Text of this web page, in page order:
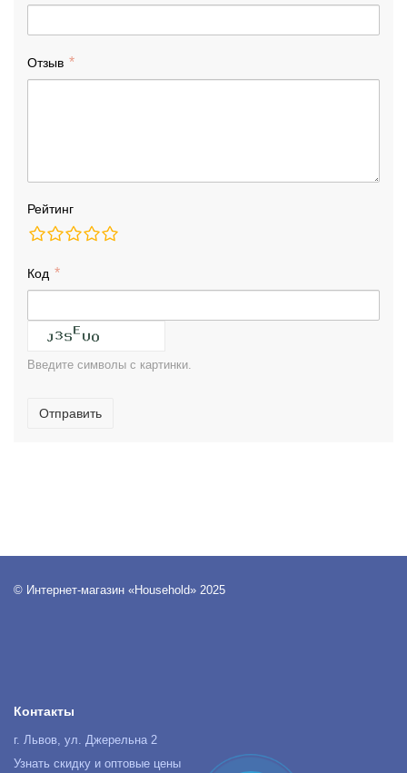
Отзыв
Рейтинг
Код
Введите символы с картинки.
Отправить
© Интернет-магазин «Household» 2025
Контакты
г. Львов, ул. Джерельна 2
Узнать скидку и оптовые цены